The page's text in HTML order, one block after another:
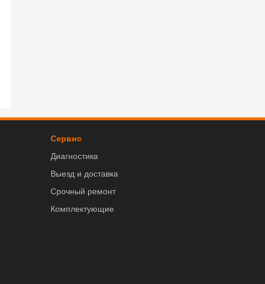
Сервис
Диагностика
Выезд и доставка
Срочный ремонт
Комплектующие